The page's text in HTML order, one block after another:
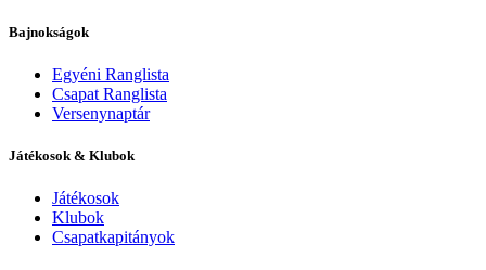
Bajnokságok
Egyéni Ranglista
Csapat Ranglista
Versenynaptár
Játékosok & Klubok
Játékosok
Klubok
Csapatkapitányok